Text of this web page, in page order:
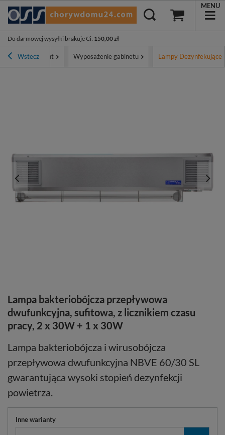
Do darmowej wysyłki brakuje Ci: 150,00 zł
MENU
Wstecz
Asortyment Wyposażenie gabinetu Lampy Dezynfekujące
Lampa bakteriobójcza przepływowa
dwufunkcyjna, sufitowa, z licznikiem czasu
pracy, 2 x 30W + 1 x 30W
Lampa bakteriobójcza i wirusobójcza
przepływowa dwufunkcyjna NBVE 60/30 SL
gwarantująca wysoki stopień dezynfekcji
powietrza.
Inne warianty